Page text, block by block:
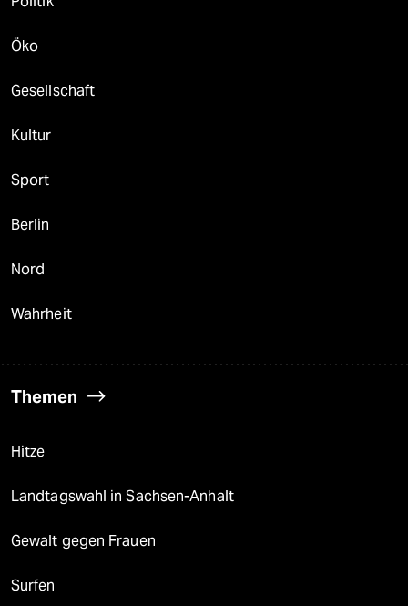
Öko
Gesellschaft
Kultur
Sport
Berlin
Nord
Wahrheit
Themen
Hitze
Landtagswahl in Sachsen-Anhalt
Gewalt gegen Frauen
Surfen